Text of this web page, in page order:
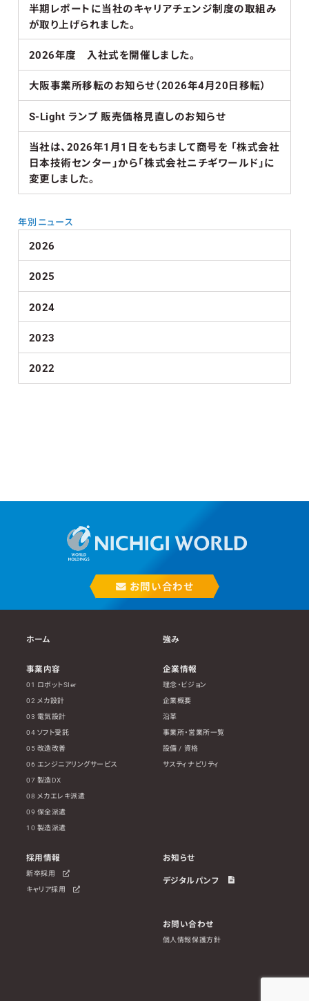
半期レポートに当社のキャリアチェンジ制度の取組み
が取り上げられました。
2026年度 入社式を開催しました。
大阪事業所移転のお知らせ（2026年4月20日移転）
S-Light ランプ 販売価格見直しのお知らせ
当社は、2026年1月1日をもちまして商号を 「株式会社
日本技術センター」から「株式会社ニチギワールド」に
変更しました。
年別ニュース
2026
2025
2024
2023
2022
お問い合わせ
ホーム 強み
事業内容
01 ロボットSIer
02 メカ設計
03 電気設計
04 ソフト受託
05 改造改善
06 エンジニアリングサービス
07 製造DX
08 メカエレキ派遣
09 保全派遣
10 製造派遣
企業情報
理念・ビジョン
企業概要
沿革
事業所・営業所一覧
設備 / 資格
サスティナビリティ
採用情報
新卒採用
キャリア採用
お知らせ
デジタルパンフ
お問い合わせ
個人情報保護方針